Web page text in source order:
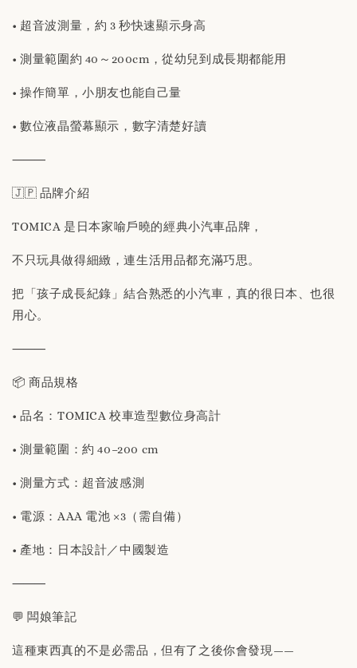
• 超音波測量，約 3 秒快速顯示身高
• 測量範圍約 40～200cm，從幼兒到成長期都能用
• 操作簡單，小朋友也能自己量
• 數位液晶螢幕顯示，數字清楚好讀
⸻
🇯🇵 品牌介紹
TOMICA 是日本家喻戶曉的經典小汽車品牌，
不只玩具做得細緻，連生活用品都充滿巧思。
把「孩子成長紀錄」結合熟悉的小汽車，真的很日本、也很
用心。
⸻
📦 商品規格
• 品名：TOMICA 校車造型數位身高計
• 測量範圍：約 40–200 cm
• 測量方式：超音波感測
• 電源：AAA 電池 ×3（需自備）
• 產地：日本設計／中國製造
⸻
💬 闆娘筆記
這種東西真的不是必需品，但有了之後你會發現——